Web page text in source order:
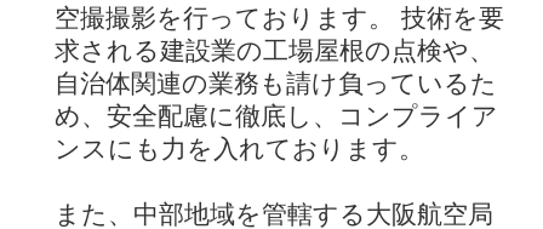
空撮撮影を行っております。 技術を要
求される建設業の工場屋根の点検や、
自治体関連の業務も請け負っているた
め、安全配慮に徹底し、コンプライア
ンスにも力を入れております。
また、中部地域を管轄する大阪航空局